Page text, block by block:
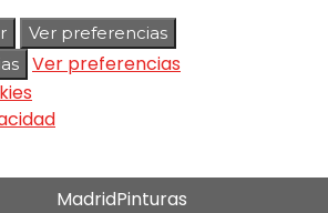
Ver preferencias
Ver preferencias
MadridPinturas